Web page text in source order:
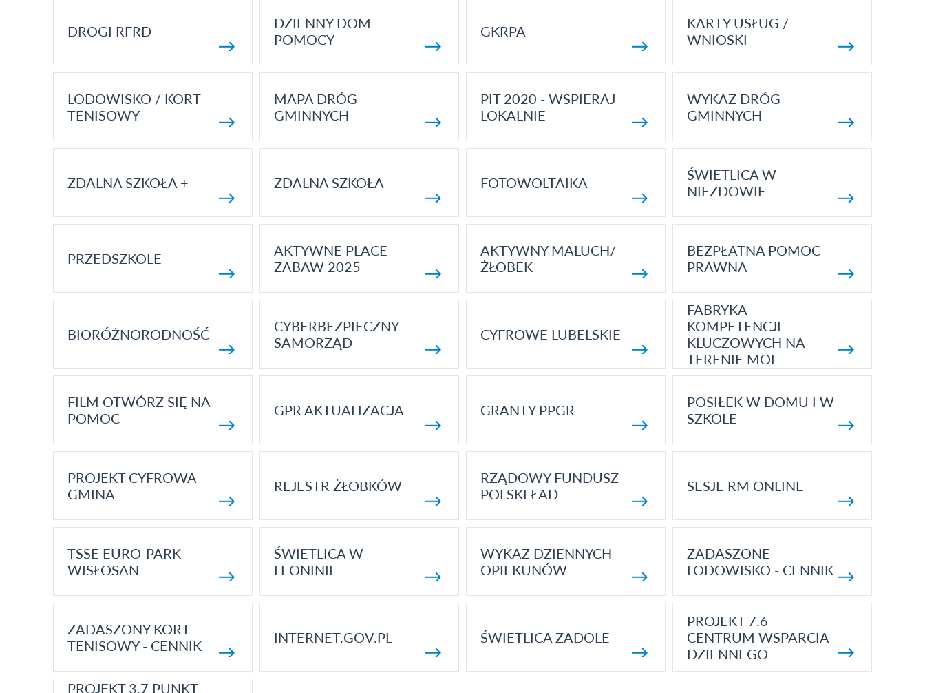
DROGI RFRD
DZIENNY DOM
POMOCY
GKRPA
KARTY USŁUG /
WNIOSKI
LODOWISKO / KORT
TENISOWY
MAPA DRÓG
GMINNYCH
PIT 2020 - WSPIERAJ
LOKALNIE
WYKAZ DRÓG
GMINNYCH
ZDALNA SZKOŁA + ZDALNA SZKOŁA FOTOWOLTAIKA
ŚWIETLICA W
NIEZDOWIE
PRZEDSZKOLE
AKTYWNE PLACE
ZABAW 2025
AKTYWNY MALUCH/
ŻŁOBEK
BEZPŁATNA POMOC
PRAWNA
BIORÓŻNORODNOŚĆ
CYBERBEZPIECZNY
SAMORZĄD
CYFROWE LUBELSKIE
FABRYKA
KOMPETENCJI
KLUCZOWYCH NA
TERENIE MOF
FILM OTWÓRZ SIĘ NA
POMOC
GPR AKTUALIZACJA GRANTY PPGR
POSIŁEK W DOMU I W
SZKOLE
PROJEKT CYFROWA
GMINA
REJESTR ŻŁOBKÓW
RZĄDOWY FUNDUSZ
POLSKI ŁAD
SESJE RM ONLINE
TSSE EURO-PARK
WISŁOSAN
ŚWIETLICA W
LEONINIE
WYKAZ DZIENNYCH
OPIEKUNÓW
ZADASZONE
LODOWISKO - CENNIK
ZADASZONY KORT
TENISOWY - CENNIK
INTERNET.GOV.PL ŚWIETLICA ZADOLE
PROJEKT 7.6
CENTRUM WSPARCIA
DZIENNEGO
PROJEKT 3.7 PUNKT